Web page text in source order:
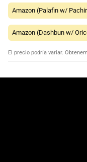
Amazon (Palafin w/
Amazon (Dashbun w/
El precio podría variar.